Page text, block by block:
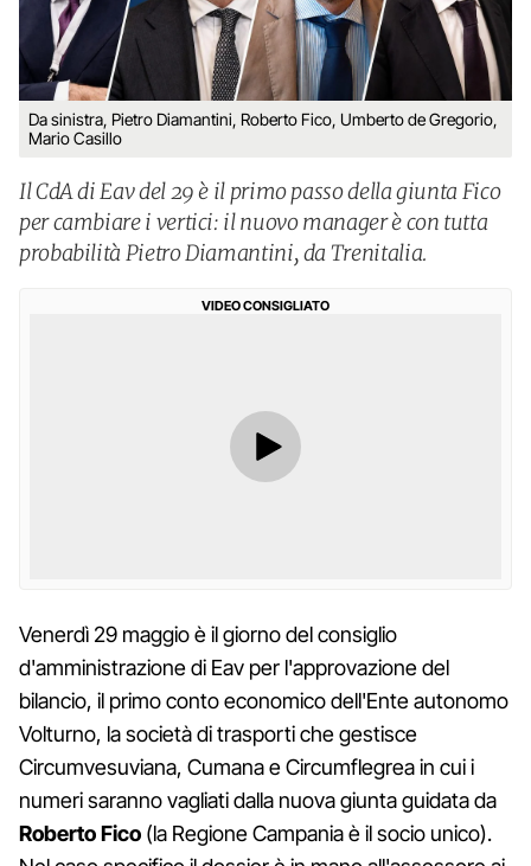
Da sinistra, Pietro Diamantini, Roberto Fico, Umberto de Gregorio,
Mario Casillo
Il CdA di Eav del 29 è il primo passo della giunta Fico
per cambiare i vertici: il nuovo manager è con tutta
probabilità Pietro Diamantini, da Trenitalia.
VIDEO CONSIGLIATO
Venerdì 29 maggio è il giorno del consiglio
d'amministrazione di Eav per l'approvazione del
bilancio, il primo conto economico dell'Ente autonomo
Volturno, la società di trasporti che gestisce
Circumvesuviana, Cumana e Circumflegrea in cui i
numeri saranno vagliati dalla nuova giunta guidata da
Roberto Fico (la Regione Campania è il socio unico).